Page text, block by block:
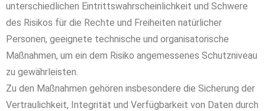
unterschiedlichen Eintrittswahrscheinlichkeit und Schwere
des Risikos für die Rechte und Freiheiten natürlicher
Personen, geeignete technische und organisatorische
Maßnahmen, um ein dem Risiko angemessenes Schutzniveau
zu gewährleisten.
Zu den Maßnahmen gehören insbesondere die Sicherung der
Vertraulichkeit, Integrität und Verfügbarkeit von Daten durch